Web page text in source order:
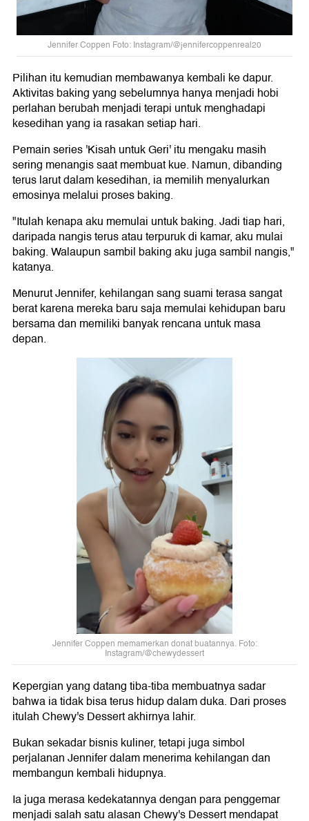
Jennifer Coppen Foto: Instagram/@jennifercoppenreal20
Pilihan itu kemudian membawanya kembali ke dapur.
Aktivitas baking yang sebelumnya hanya menjadi hobi
perlahan berubah menjadi terapi untuk menghadapi
kesedihan yang ia rasakan setiap hari.
Pemain series 'Kisah untuk Geri' itu mengaku masih
sering menangis saat membuat kue. Namun, dibanding
terus larut dalam kesedihan, ia memilih menyalurkan
emosinya melalui proses baking.
"Itulah kenapa aku memulai untuk baking. Jadi tiap hari,
daripada nangis terus atau terpuruk di kamar, aku mulai
baking. Walaupun sambil baking aku juga sambil nangis,"
katanya.
Menurut Jennifer, kehilangan sang suami terasa sangat
berat karena mereka baru saja memulai kehidupan baru
bersama dan memiliki banyak rencana untuk masa
depan.
Jennifer Coppen memamerkan donat buatannya. Foto:
Instagram/@chewydessert
Kepergian yang datang tiba-tiba membuatnya sadar
bahwa ia tidak bisa terus hidup dalam duka. Dari proses
itulah Chewy's Dessert akhirnya lahir.
Bukan sekadar bisnis kuliner, tetapi juga simbol
perjalanan Jennifer dalam menerima kehilangan dan
membangun kembali hidupnya.
Ia juga merasa kedekatannya dengan para penggemar
menjadi salah satu alasan Chewy's Dessert mendapat